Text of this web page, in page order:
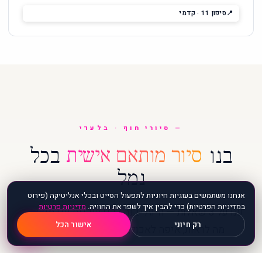
סיפון 11 · קדמי
סיורי חוף · בלעדי
בנו סיור מותאם אישית בכל
נמל
ענו על 3 שאלות — ה-AI יבנה לכם תוכנית יום מפורטת.
מה לראות, איפה לאכול, איך להגיע, ומה לזכור.
אנחנו משתמשים בעוגיות חיוניות לתפעול הסייט ובכלי אנליטיקה (פירוט
במדיניות הפרטיות) כדי להבין איך לשפר את החוויה. מדיניות פרטיות
רק חיוני
אישור הכל